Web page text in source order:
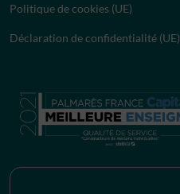
Politique de cookies (UE)
Déclaration de confidentialité (UE)